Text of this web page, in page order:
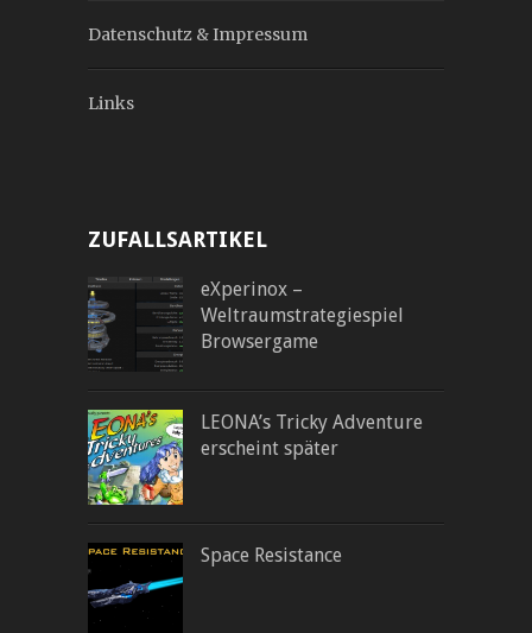
Datenschutz & Impressum
Links
ZUFALLSARTIKEL
eXperinox –
Weltraumstrategiespiel
Browsergame
LEONA’s Tricky Adventure
erscheint später
Space Resistance